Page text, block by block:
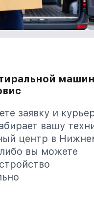
заявку и
вашу
центр в
вы можете